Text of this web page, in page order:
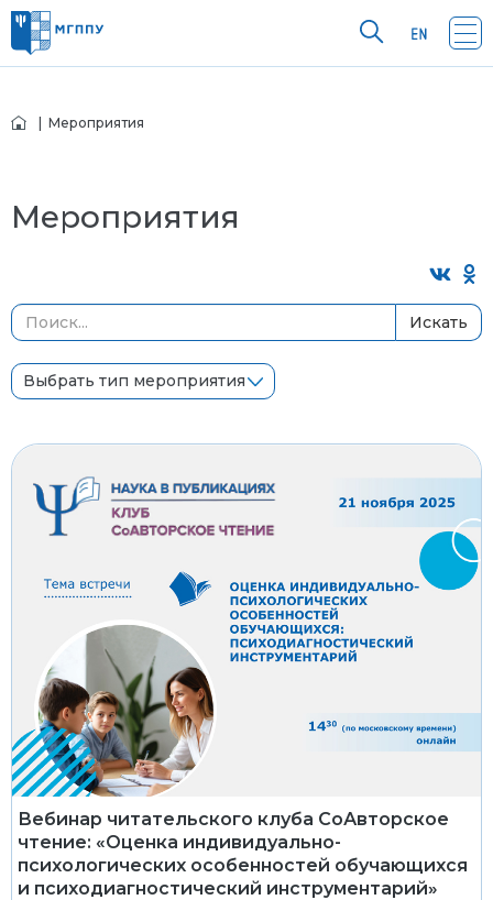
| Мероприятия
Мероприятия
Искать
Выбрать тип мероприятия
Вебинар читательского клуба СоАвторское
чтение: «Оценка индивидуально-
психологических особенностей обучающихся
и психодиагностический инструментарий»